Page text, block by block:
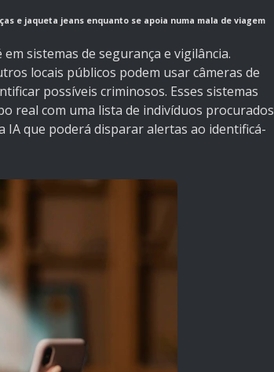
e jaqueta jeans enquanto se apoia numa mala de viagem
sistemas de segurança e vigilância.
locais públicos podem usar câmeras de
possíveis criminosos. Esses sistemas
real com uma lista de indivíduos procurados
que poderá disparar alertas ao identificá-